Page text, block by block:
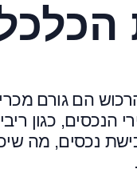
הם גורם
כגון
נכסים, מה